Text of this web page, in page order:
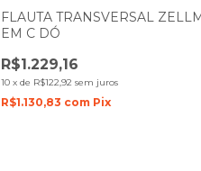
FLAUTA TRANSVERSAL
EM C DÓ
R$1.229,16
10 x de R$122,92 sem juros
R$1.130,83 com Pix